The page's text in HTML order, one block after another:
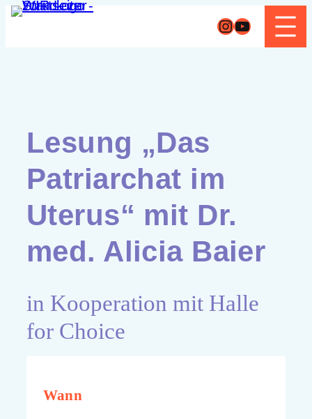
Zum
Instagram
YouTube
Lesung „Das
Patriarchat im
Uterus“ mit Dr.
med. Alicia Baier
in Kooperation mit Halle
for Choice
Wann